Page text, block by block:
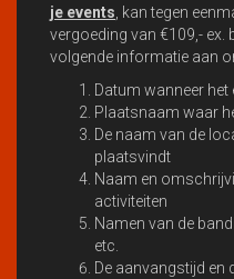
je events , kan tegen
vergoeding van €109,- ex.
volgende informatie aan
Datum wanneer
Plaatsnaam waar
De naam van de
plaatsvindt
Naam en
activiteiten
Namen van de
etc.
De aanvangstijd en